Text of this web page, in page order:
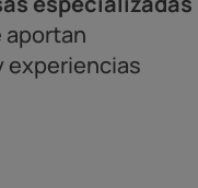
aportan
experiencias